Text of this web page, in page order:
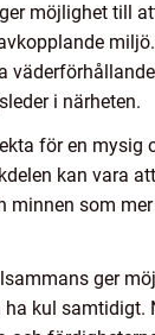
möjlighet till
i närheten.
för en mysig
kan vara
minnen som
ger
kul samtidigt.